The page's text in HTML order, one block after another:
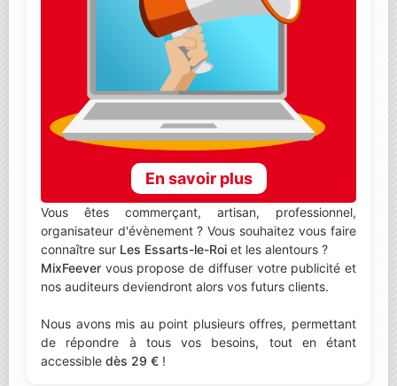
En savoir plus
Vous êtes commerçant, artisan, professionnel,
organisateur d'évènement ? Vous souhaitez vous faire
connaître sur Les Essarts-le-Roi et les alentours ?
MixFeever vous propose de diffuser votre publicité et
nos auditeurs deviendront alors vos futurs clients.
Nous avons mis au point plusieurs offres, permettant
de répondre à tous vos besoins, tout en étant
accessible dès 29 € !